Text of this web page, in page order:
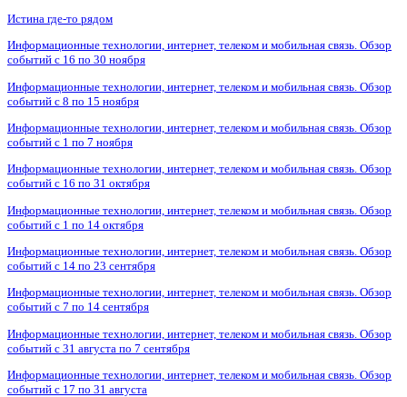
Истина где-то рядом
Информационные технологии, интернет, телеком и мобильная связь. Обзор
событий с 16 по 30 ноября
Информационные технологии, интернет, телеком и мобильная связь. Обзор
событий с 8 по 15 ноября
Информационные технологии, интернет, телеком и мобильная связь. Обзор
событий с 1 по 7 ноября
Информационные технологии, интернет, телеком и мобильная связь. Обзор
событий с 16 по 31 октября
Информационные технологии, интернет, телеком и мобильная связь. Обзор
событий с 1 по 14 октября
Информационные технологии, интернет, телеком и мобильная связь. Обзор
событий с 14 по 23 сентября
Информационные технологии, интернет, телеком и мобильная связь. Обзор
событий с 7 по 14 сентября
Информационные технологии, интернет, телеком и мобильная связь. Обзор
событий с 31 августа по 7 сентября
Информационные технологии, интернет, телеком и мобильная связь. Обзор
событий с 17 по 31 августа